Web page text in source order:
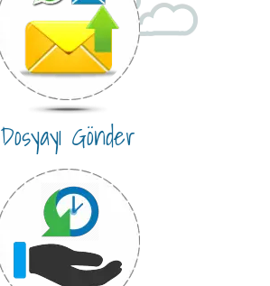
Dosyayı Gönder